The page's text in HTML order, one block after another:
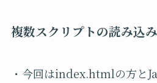
複数スクリプトの読み込み
・今回はindex.htmlの方と